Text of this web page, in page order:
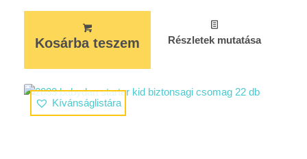
Kosárba teszem Részletek mutatása
Kívánságlistára